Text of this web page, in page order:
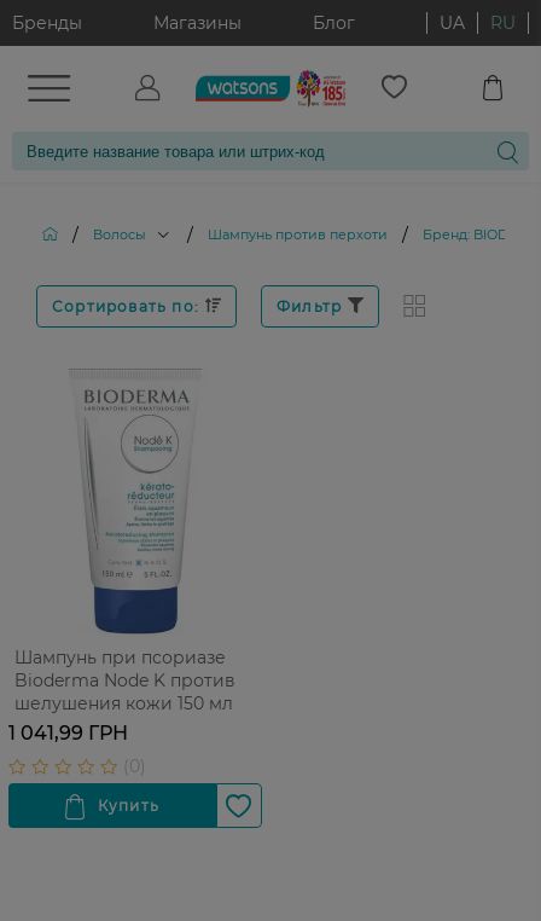
Бренды Магазины Блог UA RU
/ Волосы / Шампунь против перхоти / Бренд:
Сортировать по: Фильтр
Шампунь при псориазе
Bioderma Node K против
шелушения кожи 150 мл
1 041,99 ГРН